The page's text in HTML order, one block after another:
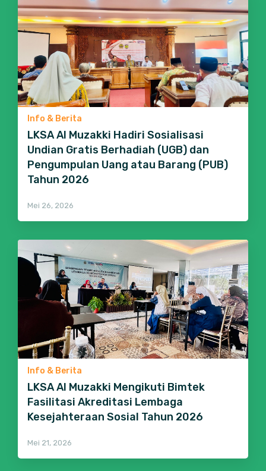
Info & Berita
LKSA Al Muzakki Hadiri Sosialisasi
Undian Gratis Berhadiah (UGB) dan
Pengumpulan Uang atau Barang (PUB)
Tahun 2026
Mei 26, 2026
Info & Berita
LKSA Al Muzakki Mengikuti Bimtek
Fasilitasi Akreditasi Lembaga
Kesejahteraan Sosial Tahun 2026
Mei 21, 2026